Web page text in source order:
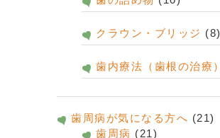
クラウン・ブリッジ (8)
歯内療法（歯根の治療）
歯周病が気になる方へ (21)
歯周病 (21)